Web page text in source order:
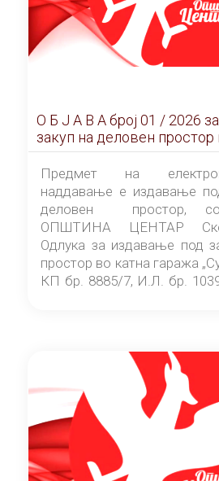
О Б Ј А В А брoj 01 / 2026
закуп на деловен простор
ЕЛЕКТРОНСКО ЈАВНО
Предмет на
наддавање е издавање
деловен простор,
ОПШТИНА ЦЕНТАР
Одлука за издавање под
простор во катна гаража
КП бр. 8885/7, И.Л. бр.
Скопје” број 9/2026), за
(три) години од денот на
Договорот за закуп со
понудувач.